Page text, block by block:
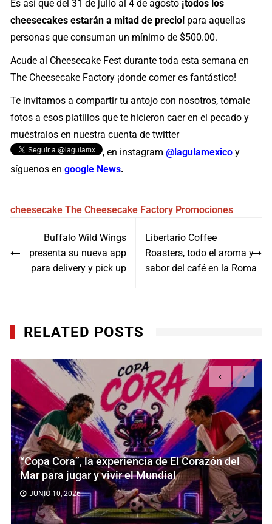
Es así que del 31 de julio al 4 de agosto ¡todos los
cheesecakes estarán a mitad de precio! para aquellas
personas que consuman un mínimo de $500.00.
Acude al Cheesecake Fest durante toda esta semana en
The Cheesecake Factory ¡donde comer es fantástico!
Te invitamos a compartir tu antojo con nosotros, tómale
fotos a esos platillos que te hicieron caer en el pecado y
muéstralos en nuestra cuenta de twitter
, en instagram@lagulamexico y
síguenos engoogle News.
cheesecake The Cheesecake Factory Promociones
entradas
Buffalo Wild Wings
presenta su nueva app
para delivery y pick up
Libertario Coffee
Roasters, todo el aroma y
sabor del café en la Roma
RELATED POSTS
Dominosmanía, la promoción más icónica de la
marca regresa en su primera edición del año
FEBRERO 17, 2026
‹ ›